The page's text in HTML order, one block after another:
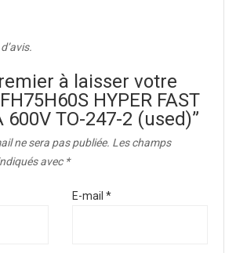
à laisser votre
HYPER FAST
600V TO-247-2 (used)”
ne sera pas publiée. Les champs
avec *
E-mail *